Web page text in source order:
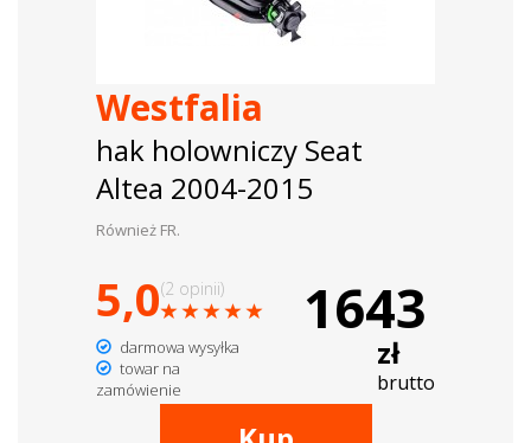
Westfalia
hak holowniczy Seat
Altea 2004-2015
Również FR.
5,0(2 opinii)
darmowa wysyłka
towar na
zamówienie
1643
zł
brutto